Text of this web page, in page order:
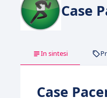
Case
In sintesi
Case